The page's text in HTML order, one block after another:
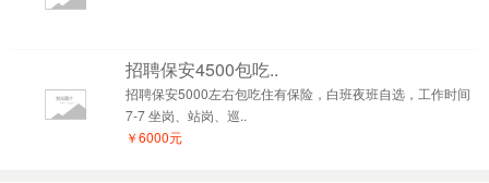
招聘保安4500包吃..
招聘保安5000左右包吃住有保险，白班夜班自选，工作时间
7-7 坐岗、站岗、巡..
￥6000元